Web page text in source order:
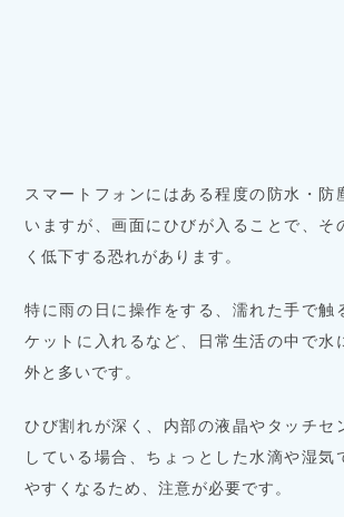
スマートフォンにはある程度の防水・防
いますが、画面にひびが入ることで、そ
く低下する恐れがあります。
特に雨の日に操作をする、濡れた手で触
ケットに入れるなど、日常生活の中で水
外と多いです。
ひび割れが深く、内部の液晶やタッチセ
している場合、ちょっとした水滴や湿気
やすくなるため、注意が必要です。